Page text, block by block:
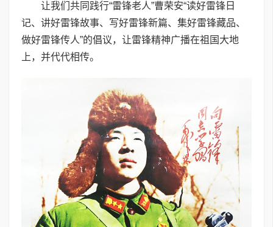
让我们共同践行“雷锋老人”曹荣安“读好雷锋日
记、讲好雷锋故事、写好雷锋新篇、集好雷锋藏品、
做好雷锋传人”的倡议，让雷锋精神广播在祖国大地
上，并代代相传。